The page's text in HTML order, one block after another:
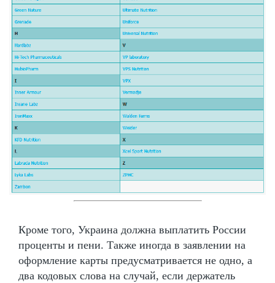
Кроме того, Украина должна выплатить России
проценты и пени. Также иногда в заявлении на
оформление карты предусматривается не одно, а
два кодовых слова на случай, если держатель